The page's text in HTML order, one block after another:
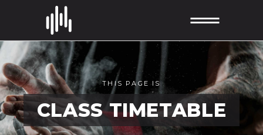
THIS PAGE IS
CLASS TIMETABLE